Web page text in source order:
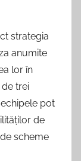
strategia
anumite
lor în
trei
pot
de
scheme